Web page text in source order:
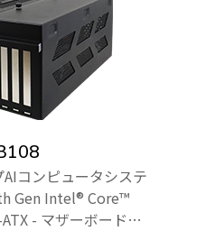
コンピュータシステ
Gen Intel® Core™
- マザーボード搭